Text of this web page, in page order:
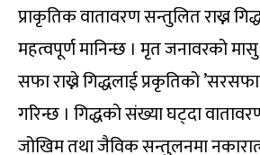
प्राकृतिक वातावरण सन्तुलित राख्न
महत्वपूर्ण मानिन्छ । मृत जनावरको
सफा राख्ने गिद्धलाई प्रकृतिको
गरिन्छ । गिद्धको संख्या घट्दा
जोखिम तथा जैविक सन्तुलनमा